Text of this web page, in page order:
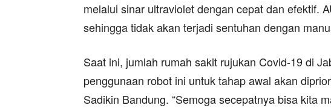
melalui sinar ultraviolet dengan cepat dan efektif.
sehingga tidak akan terjadi sentuhan dengan
Saat ini, jumlah rumah sakit rujukan Covid-19 di
penggunaan robot ini untuk tahap awal akan
Sadikin Bandung. “Semoga secepatnya bisa kita